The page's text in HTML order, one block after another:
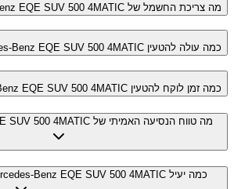
מה צריכת החשמל של Mercedes-Benz EQE SUV 500 4MATIC?
כמה עולה להטעין Mercedes-Benz EQE SUV 500 4MATIC?
כמה זמן לוקח להטעין Mercedes-Benz EQE SUV 500 4MATIC?
מה טווח הנסיעה האמיתי של Mercedes-Benz EQE SUV 500 4MATIC?